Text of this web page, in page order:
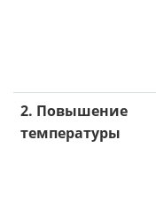
2. Повышение
температуры